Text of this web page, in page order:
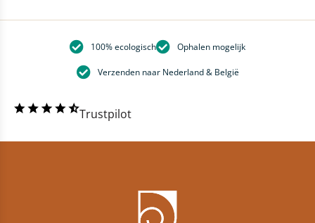
100% ecologisch Ophalen mogelijk
Verzenden naar Nederland & België
Trustpilot